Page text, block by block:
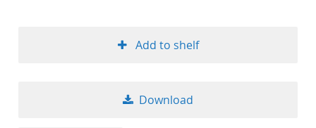
Add to shelf
Download